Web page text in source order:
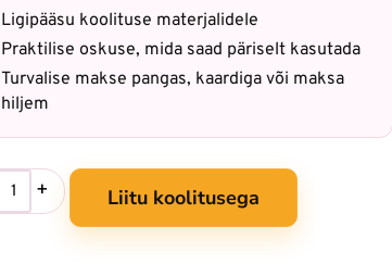
Ligipääsu koolituse materjalidele
Praktilise oskuse, mida saad päriselt kasutada
Turvalise makse pangas, kaardiga või maksa
hiljem
+ Liitu koolitusega